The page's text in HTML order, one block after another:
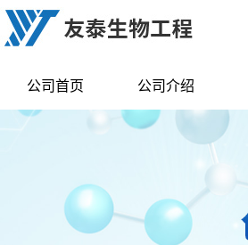
公司首页 公司介绍